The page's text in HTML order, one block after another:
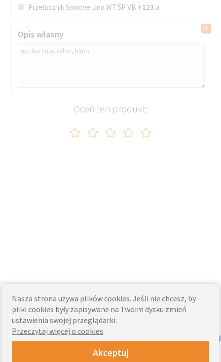
Przełącznik Smoove Uno WT 5P VB +123 zł
Opis własny
Oceń ten produkt:
Nasza strona używa plików cookies. Jeśli nie chcesz, by
pliki cookies były zapisywane na Twoim dysku zmień
ustawienia swojej przeglądarki.
Przeczytaj więcej o cookies
Akceptuj